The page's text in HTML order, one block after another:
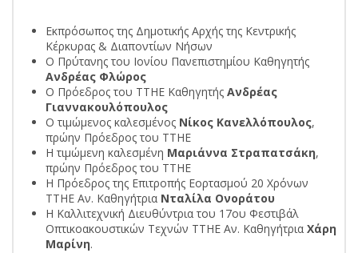
Εκπρόσωπος της Δημοτικής Αρχής της Κεντρικής
Κέρκυρας & Διαποντίων Νήσων
Ο Πρύτανης του Ιονίου Πανεπιστημίου Καθηγητής
Ανδρέας Φλώρος
Ο Πρόεδρος του ΤΤΗΕ Καθηγητής Ανδρέας
Γιαννακουλόπουλος
Ο τιμώμενος καλεσμένος Νίκος Κανελλόπουλος,
πρώην Πρόεδρος του ΤΤΗΕ
Η τιμώμενη καλεσμένη Μαριάννα Στραπατσάκη,
πρώην Πρόεδρος του ΤΤΗΕ
Η Πρόεδρος της Επιτροπής Εορτασμού 20 Χρόνων
ΤΤΗΕ Αν. Καθηγήτρια Νταλίλα Ονοράτου
Η Καλλιτεχνική Διευθύντρια του 17ου Φεστιβάλ
Οπτικοακουστικών Τεχνών ΤΤΗΕ Αν. Καθηγήτρια Χάρη
Μαρίνη.